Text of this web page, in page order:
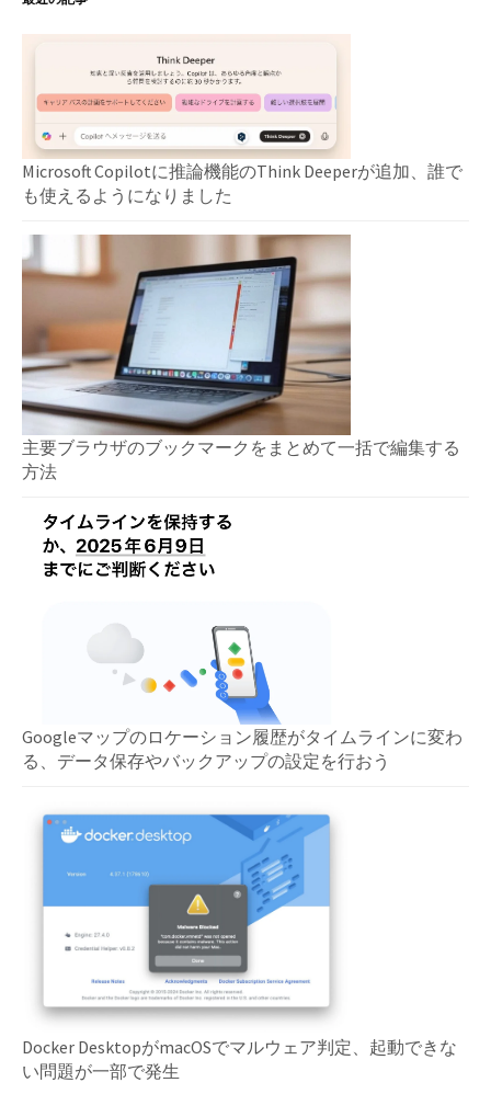
Microsoft Copilotに推論機能のThink Deeperが追加、誰で
も使えるようになりました
主要ブラウザのブックマークをまとめて一括で編集する
方法
Googleマップのロケーション履歴がタイムラインに変わ
る、データ保存やバックアップの設定を行おう
Docker DesktopがmacOSでマルウェア判定、起動できな
い問題が一部で発生